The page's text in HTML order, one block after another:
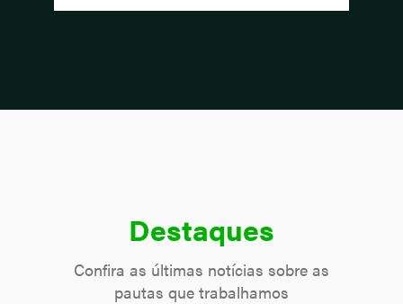
Destaques
Confira as últimas notícias sobre as
pautas que trabalhamos